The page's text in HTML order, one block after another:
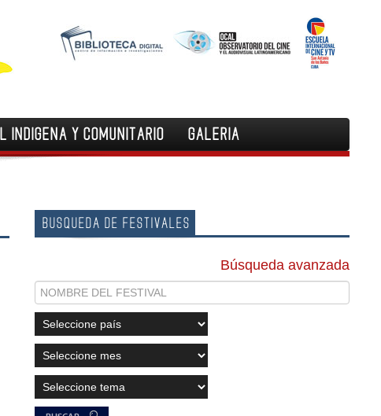
INDIGENA Y COMUNITARIO GALERIA
BUSQUEDA DE FESTIVALES
Búsqueda avanzada